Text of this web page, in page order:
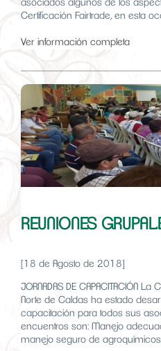
asociados algunos de los
Certificación Fairtrade, en esta
Ver información completa
REUNIONES
[18 de Agosto de 2018]
JORNADAS DE CAPACITACIÓN
Norte de Caldas ha estado
capacitación para todos sus
encuentros son: Manejo
manejo seguro de